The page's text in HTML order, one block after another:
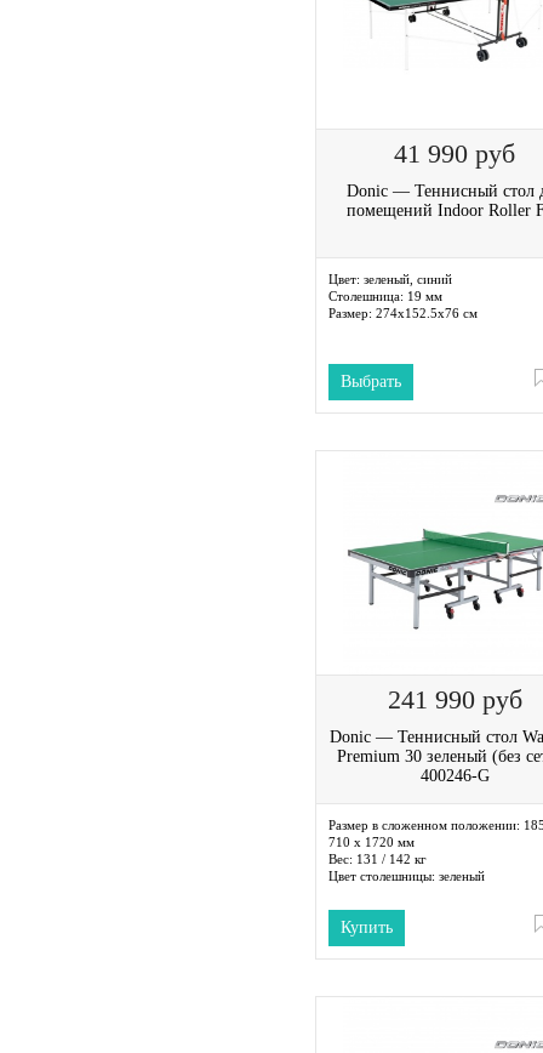
41 990 руб
Donic — Теннисный стол
помещений Indoor Roller
Цвет: зеленый, синий
Столешница: 19 мм
Размер: 274х152.5х76 см
Выбрать
241 990 руб
Donic — Теннисный стол
Premium 30 зеленый (без
400246-G
Размер в сложенном положении:
710 х 1720 мм
Вес: 131 / 142 кг
Цвет столешницы: зеленый
Купить